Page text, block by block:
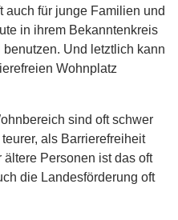
auch für junge Familien und
in ihrem Bekanntenkreis
Und letztlich kann
Wohnplatz
sind oft schwer
als Barrierefreiheit
Personen ist das oft
die Landesförderung oft